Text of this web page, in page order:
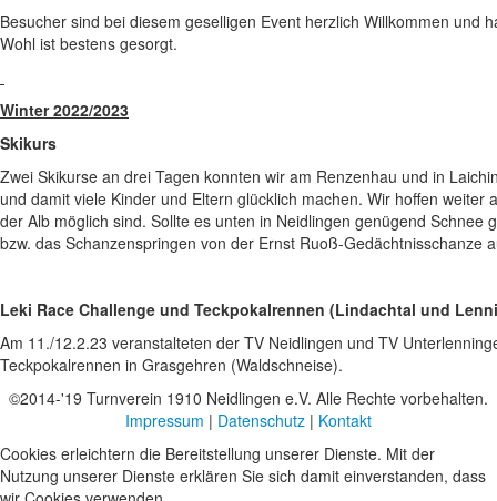
Besucher sind bei diesem geselligen Event herzlich Willkommen und
Wohl ist bestens gesorgt.
Winter 2022/2023
Skikurs
Zwei Skikurse an drei Tagen konnten wir am Renzenhau und in
und damit viele Kinder und Eltern glücklich machen. Wir hoffen weiter
der Alb möglich sind. Sollte es unten in Neidlingen genügend Schnee
bzw. das Schanzenspringen von der Ernst Ruoß-Gedächtnisschanze
Leki Race Challenge und Teckpokalrennen (Lindachtal und
Am 11./12.2.23 veranstalteten der TV Neidlingen und TV
Teckpokalrennen in Grasgehren (Waldschneise).
©2014-'19 Turnverein 1910 Neidlingen e.V. Alle Rechte vorbehalten.
Impressum | Datenschutz | Kontakt
Cookies erleichtern die Bereitstellung unserer Dienste. Mit der
Nutzung unserer Dienste erklären Sie sich damit einverstanden, dass